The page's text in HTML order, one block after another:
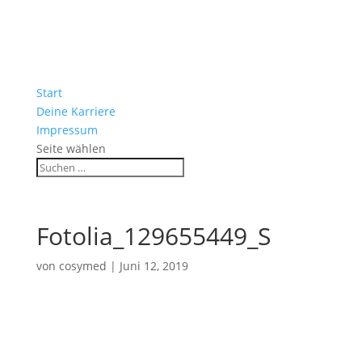
Start
Deine Karriere
Impressum
Seite wählen
Fotolia_129655449_S
von cosymed | Juni 12, 2019